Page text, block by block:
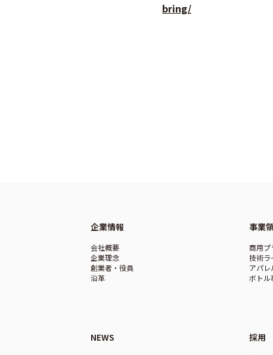
bring/
企業情報
会社概要
企業理念
創業者・役員
沿革
事業
商用プ
技術ラ
アパレ
ボトル
NEWS 採用